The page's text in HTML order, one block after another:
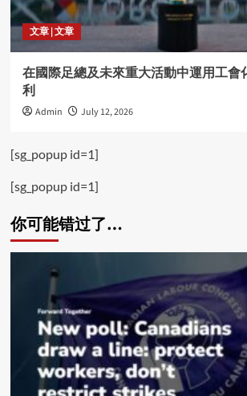
文章 | 文章
在國際足總及未來重大活動中運用工會
利
Admin July 12, 2026
[sg_popup id=1]
[sg_popup id=1]
你可能错过了…